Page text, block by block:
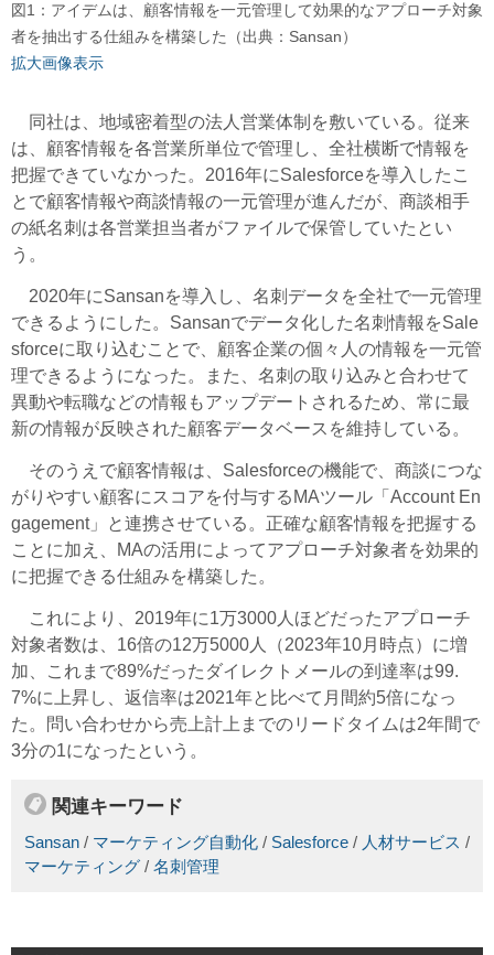
図1：アイデムは、顧客情報を一元管理して効果的なアプローチ対象
者を抽出する仕組みを構築した（出典：Sansan）
拡大画像表示
同社は、地域密着型の法人営業体制を敷いている。従来
は、顧客情報を各営業所単位で管理し、全社横断で情報を
把握できていなかった。2016年にSalesforceを導入したこ
とで顧客情報や商談情報の一元管理が進んだが、商談相手
の紙名刺は各営業担当者がファイルで保管していたとい
う。
2020年にSansanを導入し、名刺データを全社で一元管理
できるようにした。Sansanでデータ化した名刺情報をSale
sforceに取り込むことで、顧客企業の個々人の情報を一元管
理できるようになった。また、名刺の取り込みと合わせて
異動や転職などの情報もアップデートされるため、常に最
新の情報が反映された顧客データベースを維持している。
そのうえで顧客情報は、Salesforceの機能で、商談につな
がりやすい顧客にスコアを付与するMAツール「Account En
gagement」と連携させている。正確な顧客情報を把握する
ことに加え、MAの活用によってアプローチ対象者を効果的
に把握できる仕組みを構築した。
これにより、2019年に1万3000人ほどだったアプローチ
対象者数は、16倍の12万5000人（2023年10月時点）に増
加、これまで89%だったダイレクトメールの到達率は99.
7%に上昇し、返信率は2021年と比べて月間約5倍になっ
た。問い合わせから売上計上までのリードタイムは2年間で
3分の1になったという。
関連キーワード
Sansan / マーケティング自動化 / Salesforce / 人材サービス /
マーケティング / 名刺管理